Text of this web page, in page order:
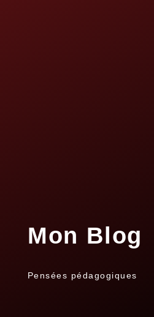
Mon Blog
Pensées pédagogiques